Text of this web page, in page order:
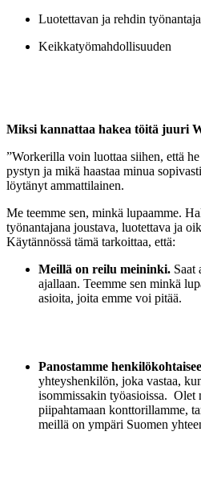
Luotettavan ja rehdin
Keikkatyömahdollisuuden
Miksi kannattaa hakea töitä juuri
”Workerilla voin luottaa siihen, että
pystyn ja mikä haastaa minua
löytänyt ammattilainen.
Me teemme sen, minkä lupaamme.
työnantajana joustava, luotettava ja
Käytännössä tämä tarkoittaa, että:
Meillä on reilu meininki. Saat
ajallaan. Teemme sen minkä
asioita, joita emme voi pitää.
Panostamme
yhteyshenkilön, joka vastaa,
isommissakin työasioissa. Olet
piipahtamaan konttorillamme,
meillä on ympäri Suomen